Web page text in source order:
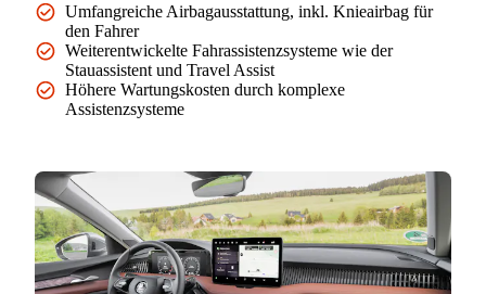
Umfangreiche Airbagausstattung, inkl. Knieairbag für
den Fahrer
Weiterentwickelte Fahrassistenzsysteme wie der
Stauassistent und Travel Assist
Höhere Wartungskosten durch komplexe
Assistenzsysteme